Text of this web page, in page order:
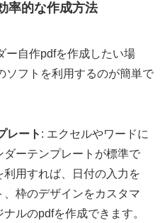
率的な作成方法
ー自作pdfを作成したい場
ソフトを利用するのが簡単で
レート : エクセルやワードに
ーテンプレートが標準で
利用すれば、日付の入力を
枠のデザインをカスタマ
ルのpdfを作成できます。